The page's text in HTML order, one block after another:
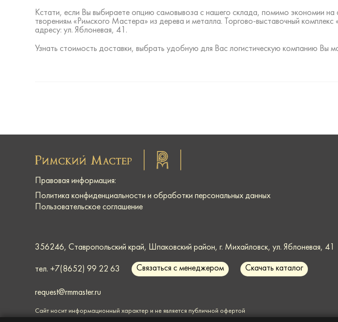
Кстати, если Вы выбираете опцию самовывоза с нашего склада, помимо экономии
творениям «Римского Мастера» из дерева и металла. Торгово-выставочный
адресу: ул. Яблоневая, 41.
Узнать стоимость доставки, выбрать удобную для Вас логистическую компанию Вы
Правовая информация:
Политика конфиденциальности и обработки персональных данных
Пользовательское соглашение
356246, Ставропольский край, Шпаковский район, г. Михайловск, ул. Яблоневая, 41
тел. +7(8652) 99 22 63 Связаться с менеджером Скачать каталог
request@rmmaster.ru
Сайт носит информационный характер и не является публичной офертой